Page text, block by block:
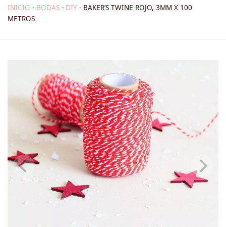
INICIO - BODAS - DIY - BAKER’S TWINE ROJO, 3MM X 100
METROS